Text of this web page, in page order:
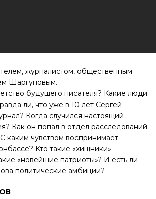
журналистом, общественным
Шаргуновым.
будущего писателя? Какие люди
ли, что уже в 10 лет Сергей
Когда случился настоящий
Как он попал в отдел расследований
каким чувством воспринимает
Кто такие «хищники»
«новейшие патриоты»? И есть ли
политические амбиции?